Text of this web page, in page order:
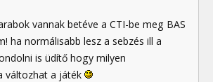
vannak betéve a CTI-be meg BAS
ha normálisabb lesz a sebzés ill a
is üdítő hogy milyen
változhat a játék